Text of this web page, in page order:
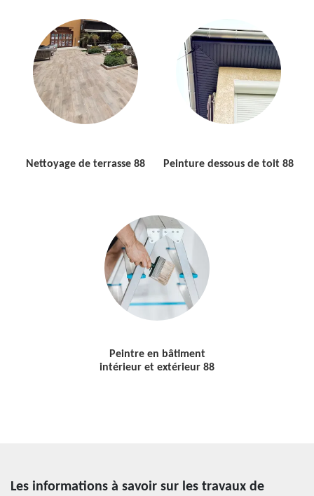
Nettoyage de terrasse 88 Peinture dessous de toit 88
Peintre en bâtiment
intérieur et extérieur 88
Les informations à savoir sur les travaux de